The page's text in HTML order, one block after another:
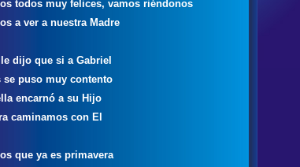
todos muy felices, vamos riéndonos
a ver a nuestra Madre
dijo que si a Gabriel
se puso muy contento
encarnó a su Hijo
caminamos con El
que ya es primavera